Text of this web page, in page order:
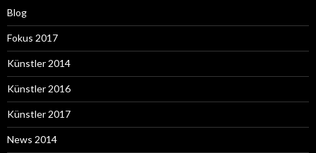
Blog
Fokus 2017
Künstler 2014
Künstler 2016
Künstler 2017
News 2014